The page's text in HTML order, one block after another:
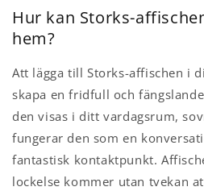
Hur kan Storks-
hem?
Att lägga till Storks-affischen i
skapa en fridfull och
den visas i ditt vardagsrum,
fungerar den som en
fantastisk kontaktpunkt.
lockelse kommer utan tvekan